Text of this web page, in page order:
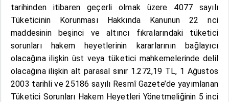
tarihinden itibaren geçerli olmak üzere 4077 sayılı
Tüketicinin Korunması Hakkında Kanunun 22 nci
maddesinin beşinci ve altıncı fıkralarındaki tüketici
sorunları hakem heyetlerinin kararlarının bağlayıcı
olacağına ilişkin üst veya tüketici mahkemelerinde delil
olacağına ilişkin alt parasal sınır 1.272,19 TL, 1 Ağustos
2003 tarihli ve 25186 sayılı Resmî Gazete’de yayımlanan
Tüketici Sorunları Hakem Heyetleri Yönetmeliğinin 5 inci